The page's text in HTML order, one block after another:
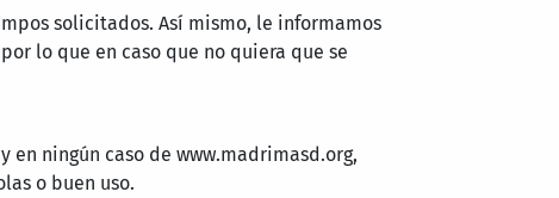
solicitados. Así mismo, le informamos
lo que en caso que no quiera que se
ningún caso de www.madrimasd.org,
o buen uso.